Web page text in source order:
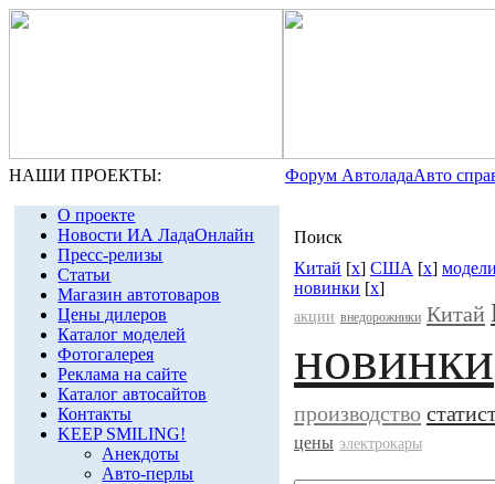
НАШИ ПРОЕКТЫ: Форум АвтоладаАвто
О проекте
Новости ИА ЛадаОнлайн
Пресс-релизы
Статьи
Магазин автотоваров
Цены дилеров
Каталог моделей
Фотогалерея
Реклама на сайте
Каталог автосайтов
Контакты
KEEP SMILING!
Анекдоты
Авто-перлы
Поиск
Китай [x] США [x]
новинки [x]
акции внедорожники Китай
новинки
производство
цены электрокары